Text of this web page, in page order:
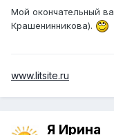
Мой окончательный
Крашенинникова).
www.litsite.ru
Я Ирина